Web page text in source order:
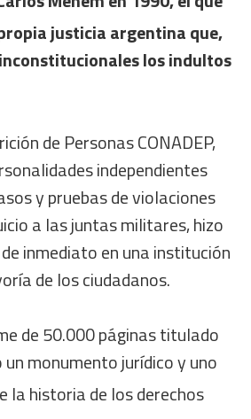
justicia argentina que,
los indultos
de Personas CONADEP,
independientes
y pruebas de violaciones
a las juntas militares, hizo
inmediato en una institución
de los ciudadanos.
de 50.000 páginas titulado
monumento jurídico y uno
la historia de los derechos